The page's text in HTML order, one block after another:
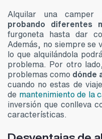
Alquilar una
probando diferentes
furgoneta hasta dar
Además, no siempre se
lo que alquilándola
problema. Por otro
problemas como dónde
cuando no estas de
de mantenimiento de la
inversión que conlleva
características.